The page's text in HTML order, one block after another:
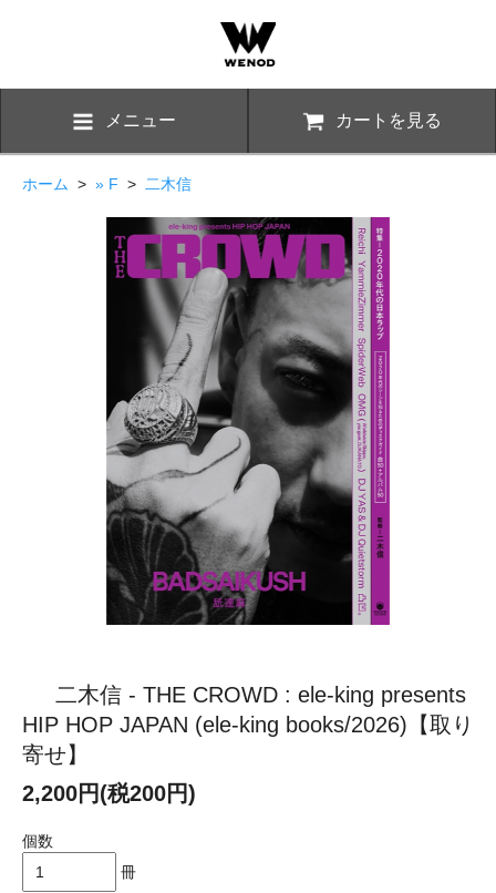
メニュー カートを見る
ホーム > » F > 二木信
二木信 - THE CROWD : ele-king presents
HIP HOP JAPAN (ele-king books/2026)【取り
寄せ】
2,200円(税200円)
個数
冊